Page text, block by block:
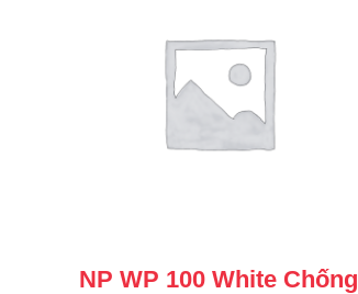
NP WP 100 White Chống